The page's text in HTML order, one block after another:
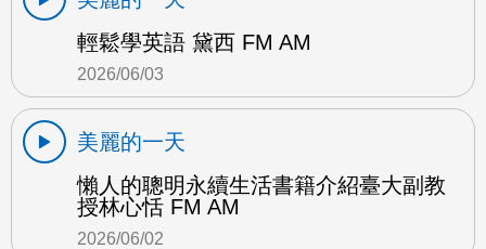
輕鬆學英語 黛西 FM AM
2026/06/03
美麗的一天
懶人的聰明永續生活書籍介紹臺大副教
授林心恬 FM AM
2026/06/02